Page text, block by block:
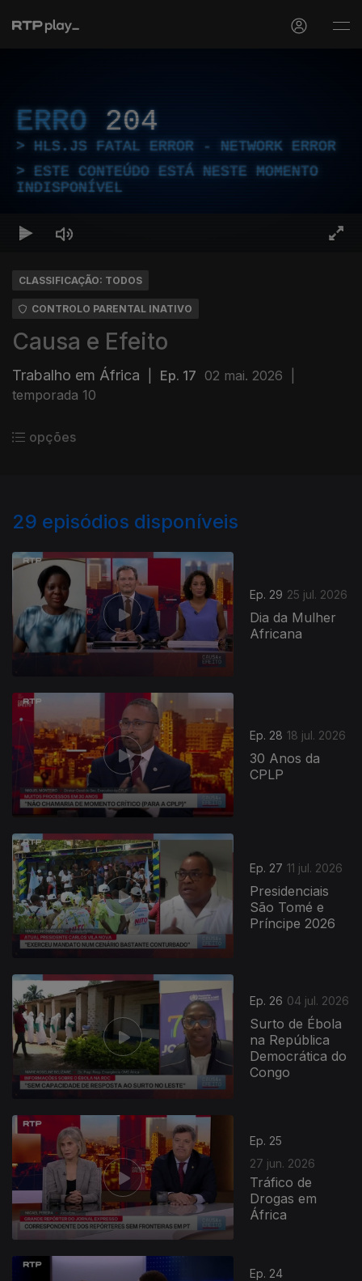
ERRO 204
HLS.JS FATAL ERROR - NETWORK ERROR
ESTE CONTEÚDO ESTÁ NESTE MOMENTO
INDISPONÍVEL
CLASSIFICAÇÃO: TODOS
CONTROLO PARENTAL INATIVO
Causa e Efeito
Trabalho em África Ep. 17 02 mai. 2026
temporada 10
opções
29 episódios disponíveis
Ep. 29 25 jul. 2026
Dia da Mulher
Africana
Ep. 28 18 jul. 2026
30 Anos da
CPLP
Ep. 27 11 jul. 2026
Presidenciais
São Tomé e
Príncipe 2026
Ep. 26 04 jul. 2026
Surto de Ébola
na República
Democrática do
Congo
Ep. 25
27 jun. 2026
Tráfico de
Drogas em
África
Ep. 24